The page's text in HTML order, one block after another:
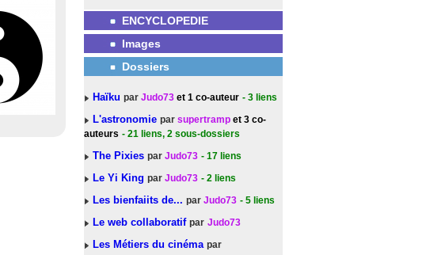
ENCYCLOPEDIE
Images
Dossiers
Haïku par Judo73 et 1 co-auteur - 3 liens
L'astronomie par supertramp et 3 co-
auteurs - 21 liens, 2 sous-dossiers
The Pixies par Judo73 - 17 liens
Le Yi King par Judo73 - 2 liens
Les bienfaiits de... par Judo73 - 5 liens
Le web collaboratif par Judo73
Les Métiers du cinéma par